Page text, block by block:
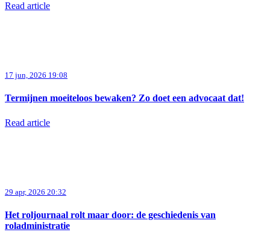
Read article
17 jun, 2026 19:08
Termijnen moeiteloos bewaken? Zo doet een advocaat dat!
Read article
29 apr, 2026 20:32
Het roljournaal rolt maar door: de geschiedenis van
roladministratie